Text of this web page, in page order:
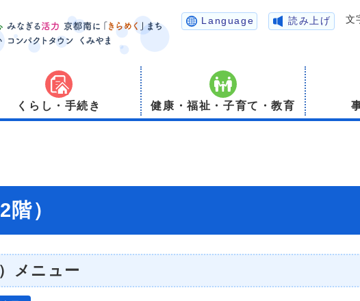
Language 読み上げ 文
くらし・手続き 健康・福祉・子育て・教育
）
メニュー